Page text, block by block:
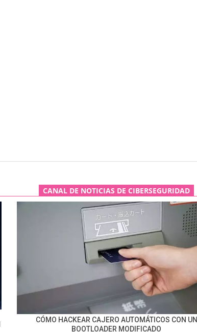
CANAL DE NOTICIAS DE CIBERSEGURIDAD
CÓMO HACKEAR CAJERO AUTOMÁTICOS CON UN
BOOTLOADER MODIFICADO